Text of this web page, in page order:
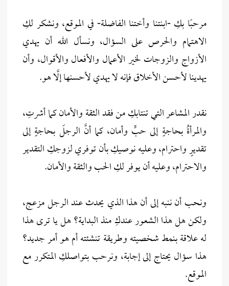
مرحبًا بكِ -ابنتنا وأختنا الفاضلة- في الموقع، ونشكر لكِ
الاهتمام والحرص على السؤال، ونسأل الله أن يهدي
الأزواج والزوجات لخير الأعمال والأفعال والأقوال، وأن
يهدينا لأحسن الأخلاق فإنه لا يهدي لأحسنها إلَّا هو.
نقدر المشاعر التي تنتابكِ من فقد الثقة والأمان كما أشرتِ،
والمرأةُ بحاجةٍ إلى حبٍّ وأمان، كما أنَّ الرجلَ بحاجةٍ إلى
تقديرٍ واحترام، وعليه نوصيكِ بأن توفري لزوجكِ التقدير
والاحترام، وعليه أن يوفر لكِ الحب والثقة والأمان.
ونحب أن ننبه إلى أن هذا الذي يحدث عند الرجل مزعج،
ولكن هل هذا الشعور عندكِ منذ البداية؟ هل يا ترى هذا
له علاقة بنمط شخصيته وطريقة تنشئته أم هو أمر جديد؟
هذا سؤال يحتاج إلى إجابة، ونرحب بتواصلكِ المتكرر مع
الموقع.